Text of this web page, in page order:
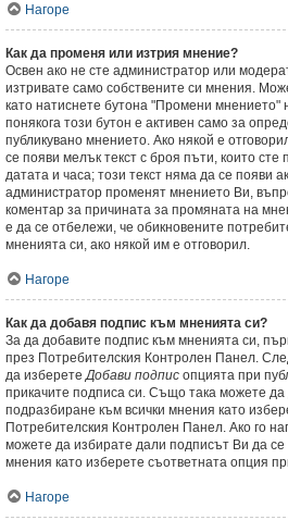
Нагоре
Как да променя или изтрия мнение?
Освен ако не сте администратор или
изтривате само собствените си мнения.
като натиснете бутона "Промени мнението"
понякога този бутон е активен само за
публикувано мнението. Ако някой е
се появи мелък текст с броя пъти, които
датата и часа; този текст няма да се появи
администратор променят мнението Ви,
коментар за причината за промяната на
е да се отбележи, че обикновените
мненията си, ако някой им е отговорил.
Нагоре
Как да добавя подпис към мненията си?
За да добавите подпис към мненията си,
през Потребителския Контролен Панел.
да изберетеДобави подпис опцията при
прикачите подписа си. Също така можете
подразбиране към всички мнения като
Потребителския Контролен Панел. Ако го
можете да избирате дали подписът Ви да
мнения като изберете съответната опция
Нагоре